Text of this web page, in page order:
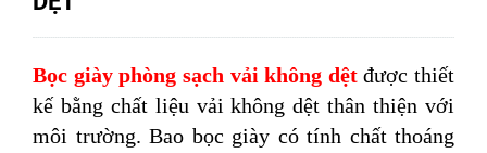
Bọc giày phòng sạch vải không dệtđược thiết
kế bằng chất liệu vải không dệt thân thiện với
môi trường. Bao bọc giày có tính chất thoáng